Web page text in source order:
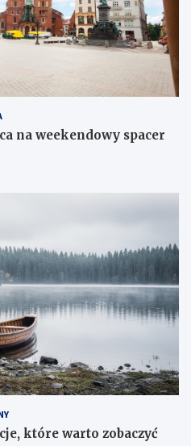
na weekendowy spacer
które warto zobaczyć